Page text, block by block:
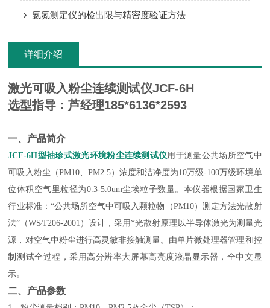
氨氮测定仪的检出限与精密度验证方法
详细介绍
激光可吸入粉尘连续测试仪JCF-6H
选型指导：芦经理185*6136*2593
一、产品简介
JCF-6H型袖珍式激光环境粉尘连续测试仪用于测量公共场所空气中
可吸入粉尘（PM10、PM2.5）浓度和洁净度为10万级-100万级环境单
位体积空气里粒径为0.3-5.0um尘埃粒子数量。本仪器根据国家卫生
行业标准：“公共场所空气中可吸入颗粒物（PM10）测定方法光散射
法”（WS∕T206-2001）设计，采用*光散射原理以半导体激光为测量光
源，对空气中粉尘进行高灵敏非接触测量。由单片微处理器管理和控
制测试全过程，采用高分辨率大屏幕高亮度液晶显示器，全中文显
示。
二、产品参数